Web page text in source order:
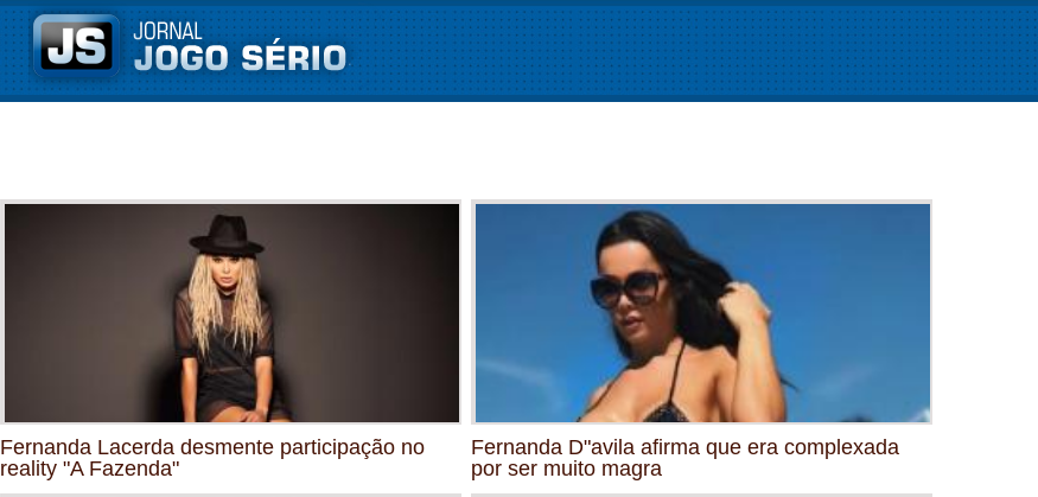
Fernanda Lacerda desmente participação no
reality "A Fazenda"
Fernanda D"avila afirma que era complexada
por ser muito magra